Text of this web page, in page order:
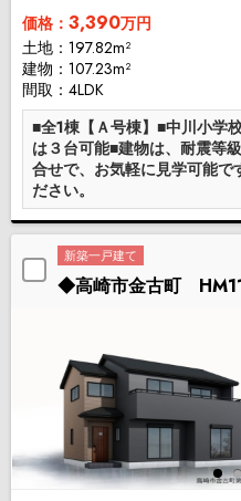
価格： 3,390万円
土地：197.82m²
建物：107.23m²
間取：4LDK
■全1棟【Ａ号棟】■中川小学
は３台可能■建物は、耐震等
合せで、お気軽に見学可能で
ださい。
新築一戸建て
◆高崎市金古町